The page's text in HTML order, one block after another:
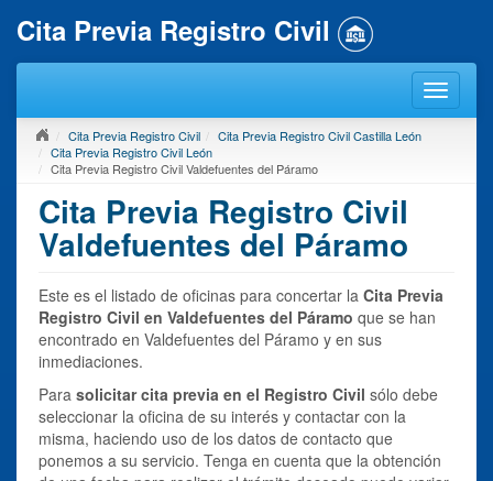
Cita Previa Registro Civil
Cita Previa Registro Civil
Cita Previa Registro Civil Castilla León
Cita Previa Registro Civil León
Cita Previa Registro Civil Valdefuentes del Páramo
Cita Previa Registro Civil
Valdefuentes del Páramo
Este es el listado de oficinas para concertar la Cita Previa
Registro Civil en Valdefuentes del Páramo que se han
encontrado en Valdefuentes del Páramo y en sus
inmediaciones.
Para solicitar cita previa en el Registro Civil sólo debe
seleccionar la oficina de su interés y contactar con la
misma, haciendo uso de los datos de contacto que
ponemos a su servicio. Tenga en cuenta que la obtención